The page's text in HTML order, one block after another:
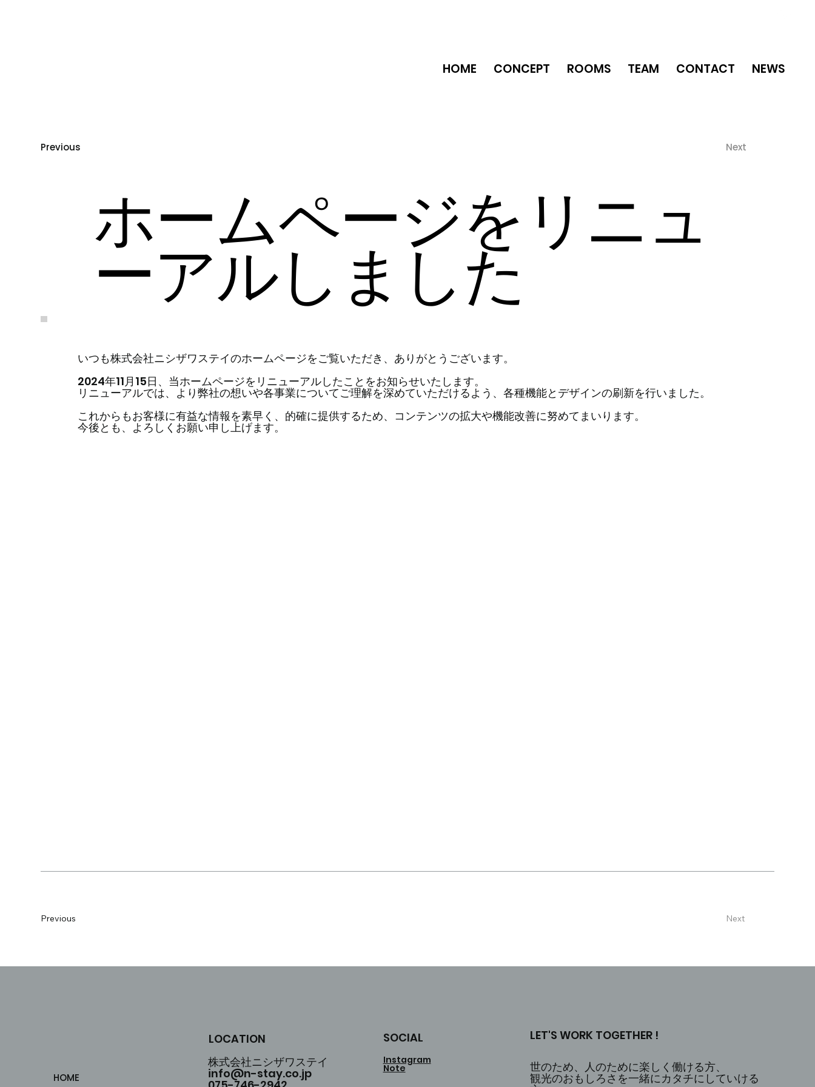
HOME CONCEPT ROOMS TEAM CONTACT NEWS
Previous Next
ホームページをリニュ
ーアルしました
いつも株式会社ニシザワステイのホームページをご覧いただき、ありがとうございます。
2024年11月15日、当ホームページをリニューアルしたことをお知らせいたします。
リニューアルでは、より弊社の想いや各事業についてご理解を深めていただけるよう、各種機能とデザインの刷新を行いました。
これからもお客様に有益な情報を素早く、的確に提供するため、コンテンツの拡大や機能改善に努めてまいります。
今後とも、よろしくお願い申し上げます。
Previous Next
HOME
LOCATION
株式会社ニシザワステイ
info@n-stay.co.jp
SOCIAL
Instagram
Note
LET'S WORK TOGETHER !
世のため、人のために楽しく働ける方、
観光のおもしろさを一緒にカタチにしていける